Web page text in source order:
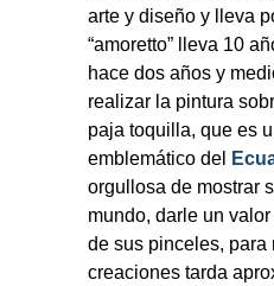
arte y diseño y lleva
“amoretto” lleva 10
hace dos años y
realizar la pintura
paja toquilla, que es
emblemático del
orgullosa de mostrar
mundo, darle un
de sus pinceles, para
creaciones tarda